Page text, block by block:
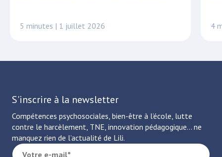
5 minutes | 1 juillet 2026 4
S'inscrire à la newsletter
Compétences psychosociales, bien-être à l’école, lutte
contre le harcèlement, TNE, innovation pédagogique… ne
manquez rien de l’actualité de Lili.